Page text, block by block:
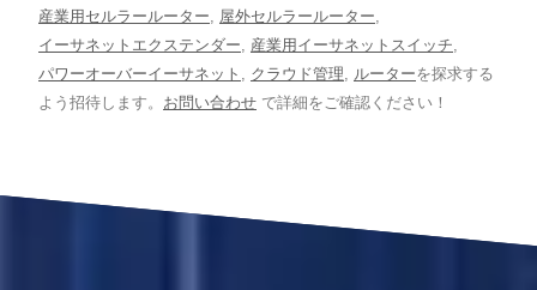
産業用セルラールーター, 屋外セルラールーター,
イーサネットエクステンダー, 産業用イーサネットスイッチ,
パワーオーバーイーサネット , クラウド管理, ルーターを探求する
よう招待します。 お問い合わせ で詳細をご確認ください！